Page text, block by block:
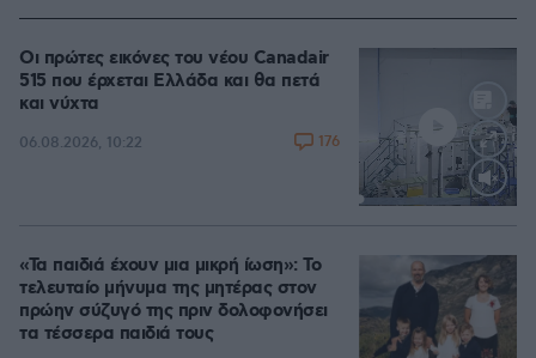
Loaded:
Οι πρώτες εικόνες του νέου Canadair
515 που έρχεται Ελλάδα και θα πετά
και νύχτα
06.08.2026, 10:22 176
«Τα παιδιά έχουν μια μικρή ίωση»: Το
τελευταίο μήνυμα της μητέρας στον
πρώην σύζυγό της πριν δολοφονήσει
τα τέσσερα παιδιά τους